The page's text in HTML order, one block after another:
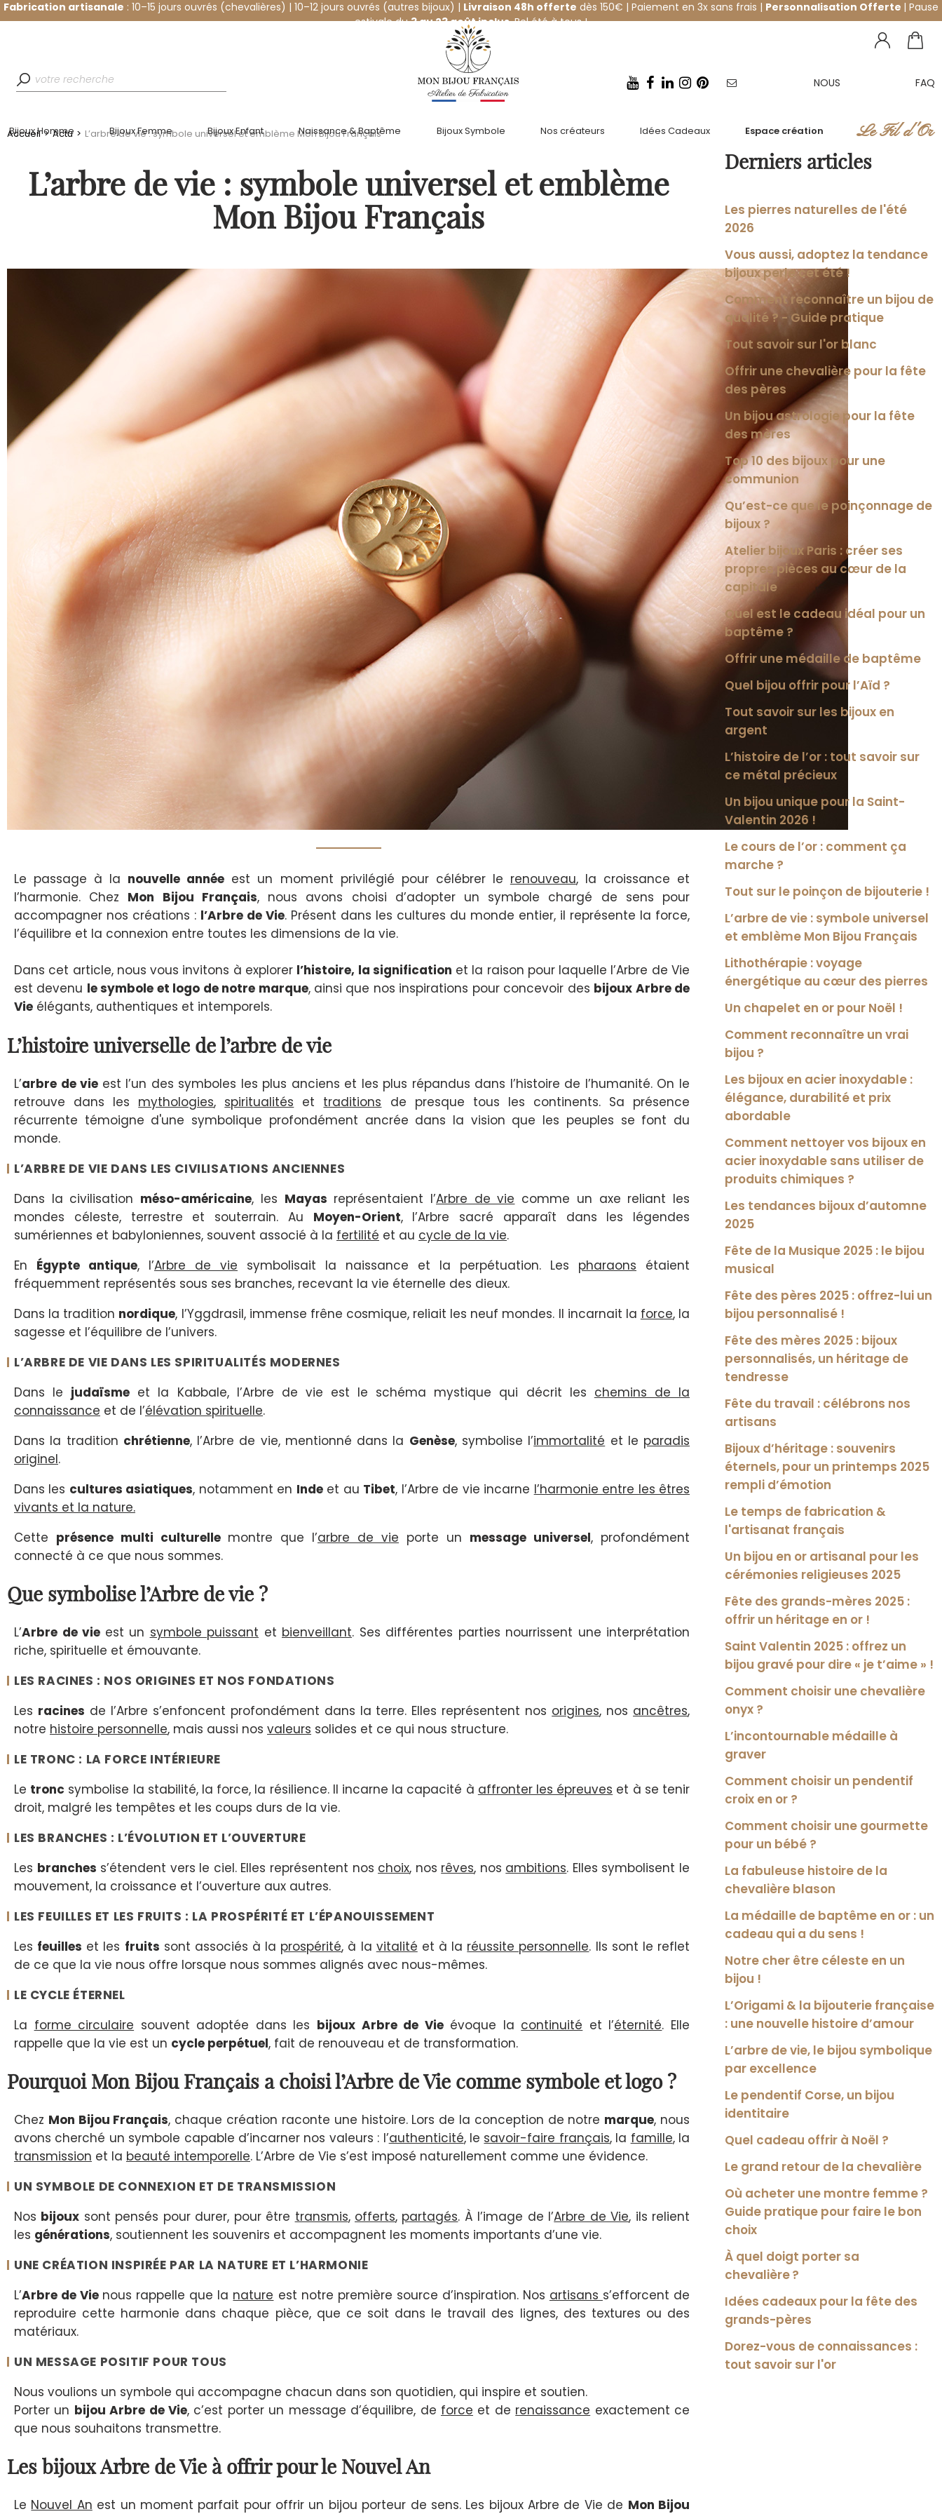
Fabrication artisanale : 10–15 jours ouvrés (chevalières) | 10–12 jours ouvrés (autres bijoux) | Livraison 48h offerte dès 150€ | Paiement en 3x sans frais | Personnalisation Offerte | Pause
estivale du3 au 23 août inclus. Bel été à tous !
NOUS
FAQ
Bijoux Homme Bijoux Femme Bijoux Enfant Naissance & Baptême Bijoux Symbole Nos créateurs Idées Cadeaux Espace création Le Fil d'Or
Accueil > Actu > L’arbre de vie : symbole universel et emblème Mon Bijou Français
L’arbre de vie : symbole universel et emblème
Mon Bijou Français
Le passage à la nouvelle année est un moment privilégié pour célébrer le renouveau, la croissance et
l’harmonie. Chez Mon Bijou Français, nous avons choisi d’adopter un symbole chargé de sens pour
accompagner nos créations : l’Arbre de Vie. Présent dans les cultures du monde entier, il représente la force,
l’équilibre et la connexion entre toutes les dimensions de la vie.
Dans cet article, nous vous invitons à explorer l’histoire, la signification et la raison pour laquelle l’Arbre de Vie
est devenu le symbole et logo de notre marque, ainsi que nos inspirations pour concevoir des bijoux Arbre de
Vie élégants, authentiques et intemporels.
L’histoire universelle de l’arbre de vie
L’arbre de vie est l’un des symboles les plus anciens et les plus répandus dans l’histoire de l’humanité. On le
retrouve dans les mythologies, spiritualités et traditions de presque tous les continents. Sa présence
récurrente témoigne d'une symbolique profondément ancrée dans la vision que les peuples se font du
monde.
L’ARBRE DE VIE DANS LES CIVILISATIONS ANCIENNES
Dans la civilisation méso-américaine, les Mayas représentaient l’Arbre de vie comme un axe reliant les
mondes céleste, terrestre et souterrain. Au Moyen-Orient, l’Arbre sacré apparaît dans les légendes
sumériennes et babyloniennes, souvent associé à la fertilité et au cycle de la vie.
En Égypte antique, l’Arbre de vie symbolisait la naissance et la perpétuation. Les pharaons étaient
fréquemment représentés sous ses branches, recevant la vie éternelle des dieux.
Dans la tradition nordique, l’Yggdrasil, immense frêne cosmique, reliait les neuf mondes. Il incarnait la force, la
sagesse et l’équilibre de l’univers.
L’ARBRE DE VIE DANS LES SPIRITUALITÉS MODERNES
Dans le judaïsme et la Kabbale, l’Arbre de vie est le schéma mystique qui décrit les chemins de la
connaissance et de l’élévation spirituelle.
Dans la tradition chrétienne, l’Arbre de vie, mentionné dans la Genèse, symbolise l’immortalité et le paradis
originel.
Dans les cultures asiatiques, notamment en Indeet au Tibet, l’Arbre de vie incarne l’harmonie entre les êtres
vivants et la nature.
Cette présence multi culturelle montre que l’arbre de vie porte un message universel, profondément
connecté à ce que nous sommes.
Que symbolise l’Arbre de vie ?
L’Arbre de vie est un symbole puissant et bienveillant. Ses différentes parties nourrissent une interprétation
riche, spirituelle et émouvante.
LES RACINES : NOS ORIGINES ET NOS FONDATIONS
Les racines de l’Arbre s’enfoncent profondément dans la terre. Elles représentent nos origines, nos ancêtres,
notre histoire personnelle, mais aussi nos valeurs solides et ce qui nous structure.
LE TRONC : LA FORCE INTÉRIEURE
Le tronc symbolise la stabilité, la force, la résilience. Il incarne la capacité à affronter les épreuves et à se tenir
droit, malgré les tempêtes et les coups durs de la vie.
LES BRANCHES : L’ÉVOLUTION ET L’OUVERTURE
Les branches s’étendent vers le ciel. Elles représentent nos choix, nos rêves, nos ambitions. Elles symbolisent le
mouvement, la croissance et l’ouverture aux autres.
LES FEUILLES ET LES FRUITS : LA PROSPÉRITÉ ET L’ÉPANOUISSEMENT
Les feuilles et les fruits sont associés à la prospérité, à la vitalité et à la réussite personnelle. Ils sont le reflet
de ce que la vie nous offre lorsque nous sommes alignés avec nous-mêmes.
LE CYCLE ÉTERNEL
La forme circulaire souvent adoptée dans les bijoux Arbre de Vieévoque la continuité et l’éternité. Elle
rappelle que la vie est un cycle perpétuel, fait de renouveau et de transformation.
Pourquoi Mon Bijou Français a choisi l’Arbre de Vie comme symbole et logo ?
Chez Mon Bijou Français, chaque création raconte une histoire. Lors de la conception de notre marque, nous
avons cherché un symbole capable d’incarner nos valeurs : l’authenticité, le savoir-faire français, la famille, la
transmission et la beauté intemporelle. L’Arbre de Vie s’est imposé naturellement comme une évidence.
UN SYMBOLE DE CONNEXION ET DE TRANSMISSION
Nos bijoux sont pensés pour durer, pour être transmis, offerts, partagés. À l’image de l’Arbre de Vie, ils relient
les générations, soutiennent les souvenirs et accompagnent les moments importants d’une vie.
UNE CRÉATION INSPIRÉE PAR LA NATURE ET L’HARMONIE
L’Arbre de Vie nous rappelle que la nature est notre première source d’inspiration. Nos artisans s’efforcent de
reproduire cette harmonie dans chaque pièce, que ce soit dans le travail des lignes, des textures ou des
matériaux.
UN MESSAGE POSITIF POUR TOUS
Nous voulions un symbole qui accompagne chacun dans son quotidien, qui inspire et soutien.
Porter un bijou Arbre de Vie, c’est porter un message d’équilibre, de force et de renaissance exactement ce
que nous souhaitons transmettre.
Les bijoux Arbre de Vie à offrir pour le Nouvel An
Le Nouvel An est un moment parfait pour offrir un bijou porteur de sens. Les bijoux Arbre de Vie de Mon Bijou
Derniers articles
Les pierres naturelles de l'été
2026
Vous aussi, adoptez la tendance
bijoux perle cet été !
Comment reconnaître un bijou de
qualité ? - Guide pratique
Tout savoir sur l'or blanc
Offrir une chevalière pour la fête
des pères
Un bijou astrologie pour la fête
des mères
Top 10 des bijoux pour une
communion
Qu’est-ce que le poinçonnage de
bijoux ?
Atelier bijoux Paris : créer ses
propres pièces au cœur de la
capitale
Quel est le cadeau idéal pour un
baptême ?
Offrir une médaille de baptême
Quel bijou offrir pour l’Aïd ?
Tout savoir sur les bijoux en
argent
L’histoire de l’or : tout savoir sur
ce métal précieux
Un bijou unique pour la Saint-
Valentin 2026 !
Le cours de l’or : comment ça
marche ?
Tout sur le poinçon de bijouterie !
L’arbre de vie : symbole universel
et emblème Mon Bijou Français
Lithothérapie : voyage
énergétique au cœur des pierres
Un chapelet en or pour Noël !
Comment reconnaître un vrai
bijou ?
Les bijoux en acier inoxydable :
élégance, durabilité et prix
abordable
Comment nettoyer vos bijoux en
acier inoxydable sans utiliser de
produits chimiques ?
Les tendances bijoux d’automne
2025
Fête de la Musique 2025 : le bijou
musical
Fête des pères 2025 : offrez-lui un
bijou personnalisé !
Fête des mères 2025 : bijoux
personnalisés, un héritage de
tendresse
Fête du travail : célébrons nos
artisans
Bijoux d’héritage : souvenirs
éternels, pour un printemps 2025
rempli d’émotion
Le temps de fabrication &
l'artisanat français
Un bijou en or artisanal pour les
cérémonies religieuses 2025
Fête des grands-mères 2025 :
offrir un héritage en or !
Saint Valentin 2025 : offrez un
bijou gravé pour dire « je t’aime » !
Comment choisir une chevalière
onyx ?
L’incontournable médaille à
graver
Comment choisir un pendentif
croix en or ?
Comment choisir une gourmette
pour un bébé ?
La fabuleuse histoire de la
chevalière blason
La médaille de baptême en or : un
cadeau qui a du sens !
Notre cher être céleste en un
bijou !
L’Origami & la bijouterie française
: une nouvelle histoire d’amour
L’arbre de vie, le bijou symbolique
par excellence
Le pendentif Corse, un bijou
identitaire
Quel cadeau offrir à Noël ?
Le grand retour de la chevalière
Où acheter une montre femme ?
Guide pratique pour faire le bon
choix
À quel doigt porter sa
chevalière ?
Idées cadeaux pour la fête des
grands-pères
Dorez-vous de connaissances :
tout savoir sur l'or